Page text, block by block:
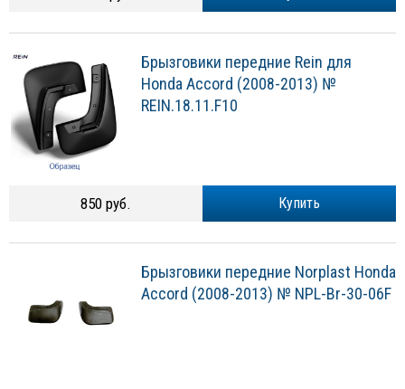
Брызговики передние Rein для
Honda Accord (2008-2013) №
REIN.18.11.F10
Купить
850 руб.
Брызговики передние Norplast Honda
Accord (2008-2013) № NPL-Br-30-06F